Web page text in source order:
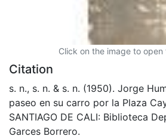
Click on the image to open
Citation
s. n., s. n. & s. n. (1950). Jorge
paseo en su carro por la Plaza
SANTIAGO DE CALI: Biblioteca
Garces Borrero.